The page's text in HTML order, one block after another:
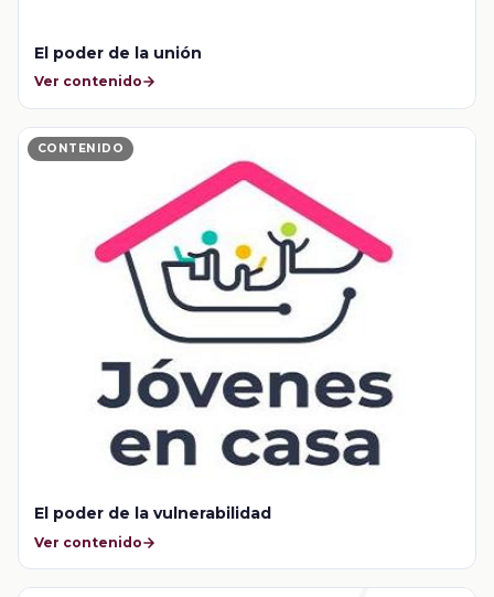
El poder de la unión
Ver contenido
CONTENIDO
El poder de la vulnerabilidad
Ver contenido